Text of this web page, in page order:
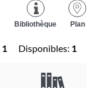
Plan
Bibliothèque
1 Disponibles: 1